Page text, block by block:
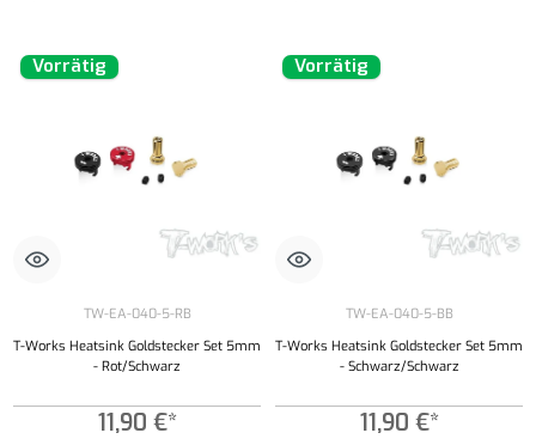
Vorrätig
TW-EA-040-5-RB
T-Works Heatsink Goldstecker Set 5mm
- Rot/Schwarz
11,90 €*
Vorrätig
TW-EA-040-5-BB
T-Works Heatsink Goldstecker Set 5mm
- Schwarz/Schwarz
11,90 €*